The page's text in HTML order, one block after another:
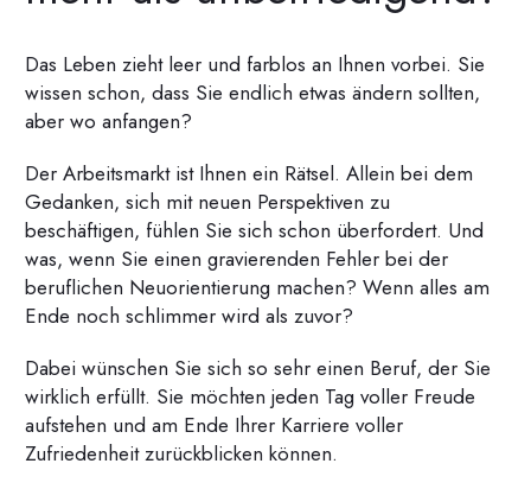
Das Leben zieht leer und farblos an Ihnen vorbei. Sie
wissen schon, dass Sie endlich etwas ändern sollten,
aber wo anfangen?
Der Arbeitsmarkt ist Ihnen ein Rätsel. Allein bei dem
Gedanken, sich mit neuen Perspektiven zu
beschäftigen, fühlen Sie sich schon überfordert. Und
was, wenn Sie einen gravierenden Fehler bei der
beruflichen Neuorientierung machen? Wenn alles am
Ende noch schlimmer wird als zuvor?
Dabei wünschen Sie sich so sehr einen Beruf, der Sie
wirklich erfüllt. Sie möchten jeden Tag voller Freude
aufstehen und am Ende Ihrer Karriere voller
Zufriedenheit zurückblicken können.